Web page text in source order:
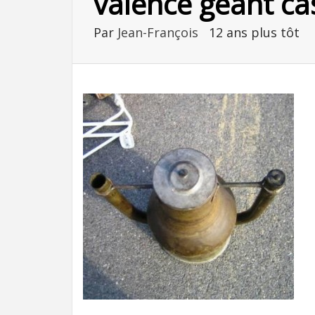
Par Jean-François 12 ans plus tôt